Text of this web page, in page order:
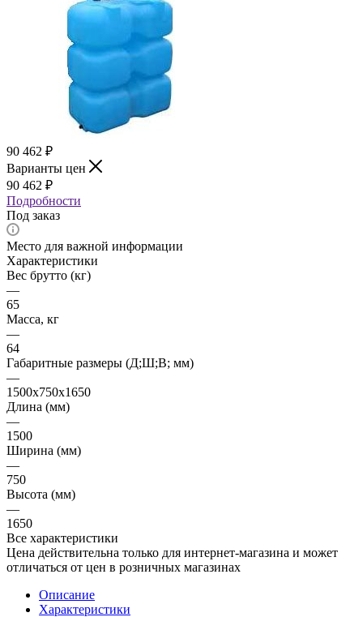
90 462 ₽
Варианты цен
90 462 ₽
Подробности
Под заказ
Место для важной информации
Характеристики
Вес брутто (кг)
—
65
Масса, кг
—
64
Габаритные размеры (Д;Ш;В; мм)
—
1500х750х1650
Длина (мм)
—
1500
Ширина (мм)
—
750
Высота (мм)
—
1650
Все характеристики
Цена действительна только для интернет-магазина и может
отличаться от цен в розничных магазинах
Описание
Характеристики